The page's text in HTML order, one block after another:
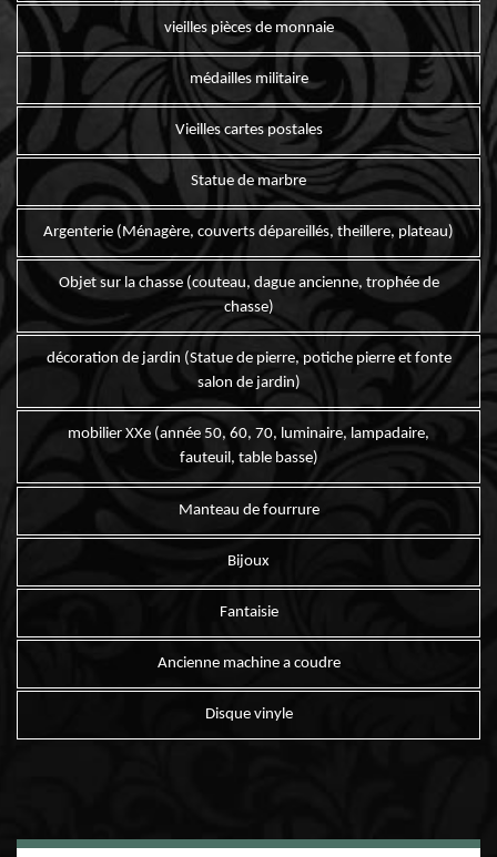
vieilles pièces de monnaie
médailles militaire
Vieilles cartes postales
Statue de marbre
Argenterie (Ménagère, couverts dépareillés, theillere, plateau)
Objet sur la chasse (couteau, dague ancienne, trophée de
chasse)
décoration de jardin (Statue de pierre, potiche pierre et fonte
salon de jardin)
mobilier XXe (année 50, 60, 70, luminaire, lampadaire,
fauteuil, table basse)
Manteau de fourrure
Bijoux
Fantaisie
Ancienne machine a coudre
Disque vinyle